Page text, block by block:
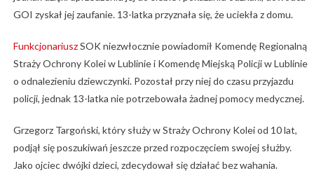
GOI zyskał jej zaufanie. 13-latka przyznała się, że uciekła z domu.
FunkcjonariuszSOK niezwłocznie powiadomił Komendę Regionalną
Straży Ochrony Kolei w Lublinie i Komendę Miejską Policji w Lublinie
o odnalezieniu dziewczynki. Pozostał przy niej do czasu przyjazdu
policji, jednak 13-latka nie potrzebowała żadnej pomocy medycznej.
Grzegorz Targoński, który służy w Straży Ochrony Kolei od 10 lat,
podjął się poszukiwań jeszcze przed rozpoczęciem swojej służby.
Jako ojciec dwójki dzieci, zdecydował się działać bez wahania.